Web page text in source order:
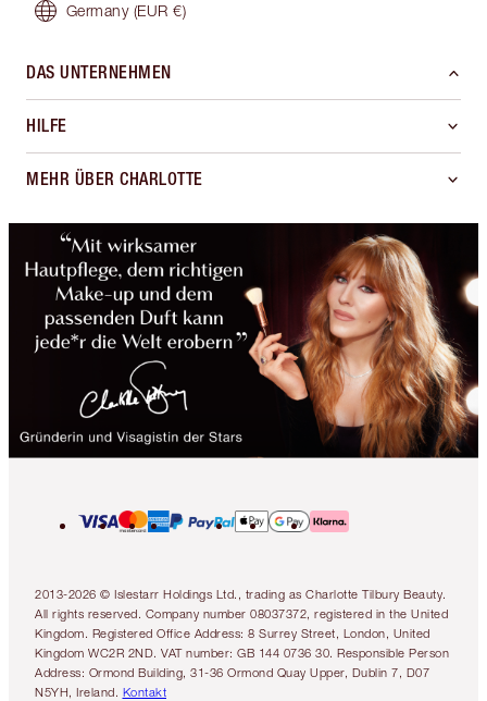
Germany (EUR €)
DAS UNTERNEHMEN
HILFE
MEHR ÜBER CHARLOTTE
2013-2026 © Islestarr Holdings Ltd., trading as Charlotte Tilbury Beauty.
All rights reserved. Company number 08037372, registered in the United
Kingdom. Registered Office Address: 8 Surrey Street, London, United
Kingdom WC2R 2ND. VAT number: GB 144 0736 30. Responsible Person
Address: Ormond Building, 31-36 Ormond Quay Upper, Dublin 7, D07
N5YH, Ireland. Kontakt